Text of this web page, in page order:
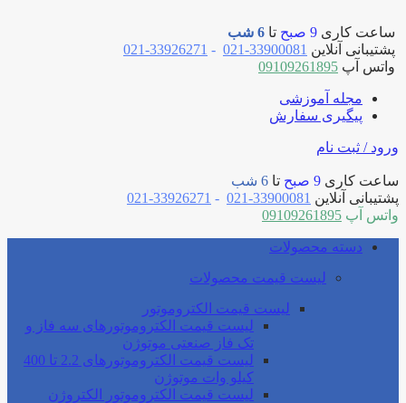
ساعت کاری 9 صبح تا 6 شب
پشتیبانی آنلاین 33900081-021
-
33926271-021
واتس آپ 09109261895
مجله آموزشی
پیگیری سفارش
ورود / ثبت نام
ساعت کاری 9 صبح تا 6 شب
پشتیبانی آنلاین 33900081-021
-
33926271-021
واتس آپ 09109261895
دسته محصولات
لیست قیمت محصولات
لیست قیمت الکتروموتور
لیست قیمت الکتروموتورهای سه فاز و
تک فاز صنعتی موتوژن
لیست قیمت الکتروموتورهای 2.2 تا 400
کیلو وات موتوژن
لیست قیمت الکتروموتور الکتروژن